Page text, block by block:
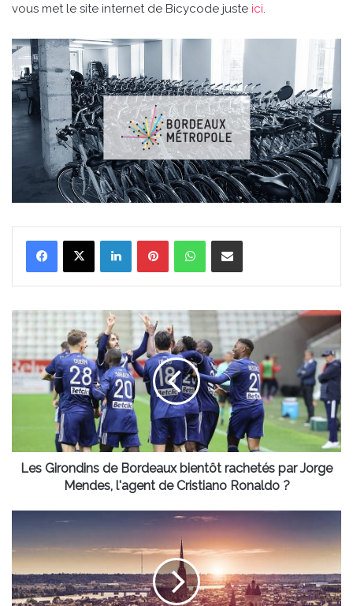
vous met le site internet de Bicycode juste ici.
LinkedinPinterestWhatsAppPartager par email
Les
Girondins
de
Bordeaux
bientôt
Mendes,
l'agent
Les Girondins de Bordeaux bientôt rachetés par Jorge
Mendes, l'agent de Cristiano Ronaldo ?
"abordables"
pour
devenir
propriétaire